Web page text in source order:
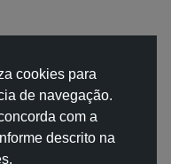
cookies para
de navegação.
com a
descrito na